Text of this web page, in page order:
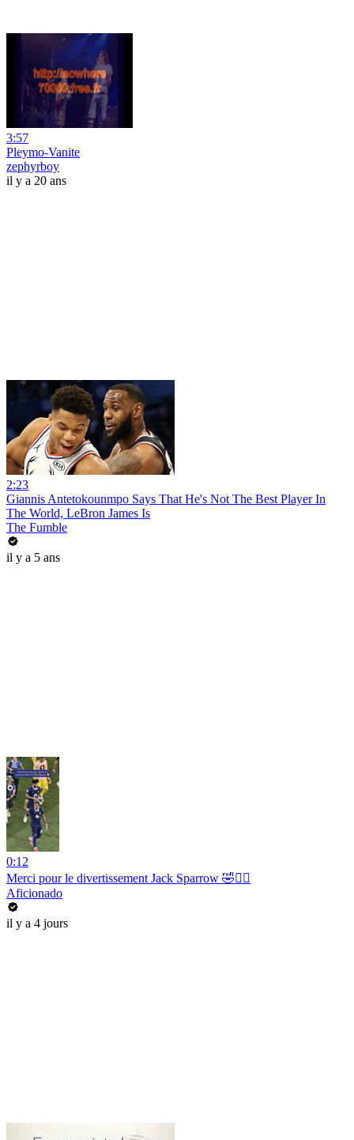
3:57
Pleymo-Vanite
zephyrboy
il y a 20 ans
2:23
Giannis Antetokounmpo Says That He's Not The Best Player In
The World, LeBron James Is
The Fumble
il y a 5 ans
0:12
Merci pour le divertissement Jack Sparrow 🤣🏴‍☠️
Aficionado
il y a 4 jours